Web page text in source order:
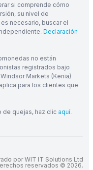
si comprende cómo
su nivel de
necesario, buscar el
Declaración
no están
registrados bajo
Markets (Kenia)
para los clientes que
de quejas, haz clic aquí.
por WIT IT Solutions Ltd
reservados © 2026.